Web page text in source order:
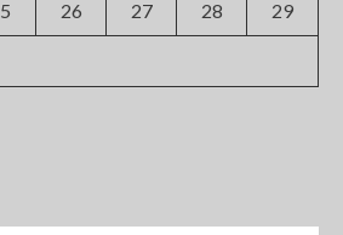
26 27 28 29